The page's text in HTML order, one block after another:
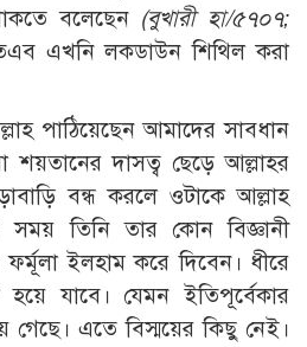
বলেছেন (বুখারী হা/৫৭০৭;
এখনি লকডাউন শিথিল করা
পাঠিয়েছেন আমাদের সাবধান
দাসত্ব ছেড়ে আল্লাহর
বন্ধ করলে ওটাকে আল্লাহ
সময় তিনি তার কোন বিজ্ঞানী
ফর্মূলা ইলহাম করে দিবেন। ধীরে
যাবে। যেমন ইতিপূর্বেকার
গেছে। এতে বিস্ময়ের কিছু নেই।